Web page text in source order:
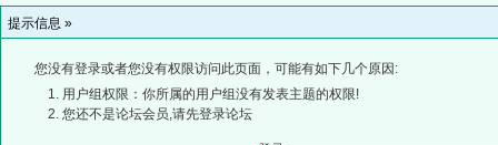
提示信息 »
您没有登录或者您没有权限访问此页面，可能有如下几个原因:
用户组权限：你所属的用户组没有发表主题的权限!
您还不是论坛会员,请先登录论坛